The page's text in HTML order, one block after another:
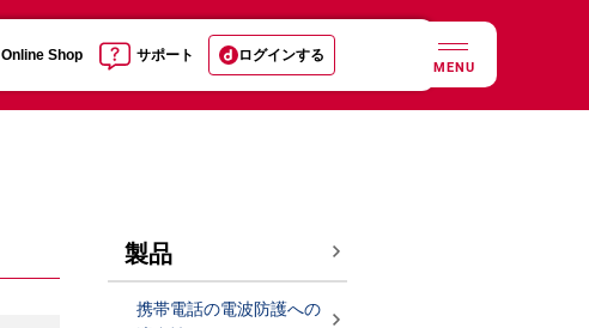
Online Shop サポート ログインする
MENU
製品
携帯電話の電波防護への